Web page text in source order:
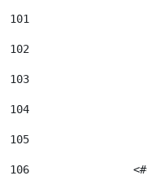
101
102
103
104
105
106